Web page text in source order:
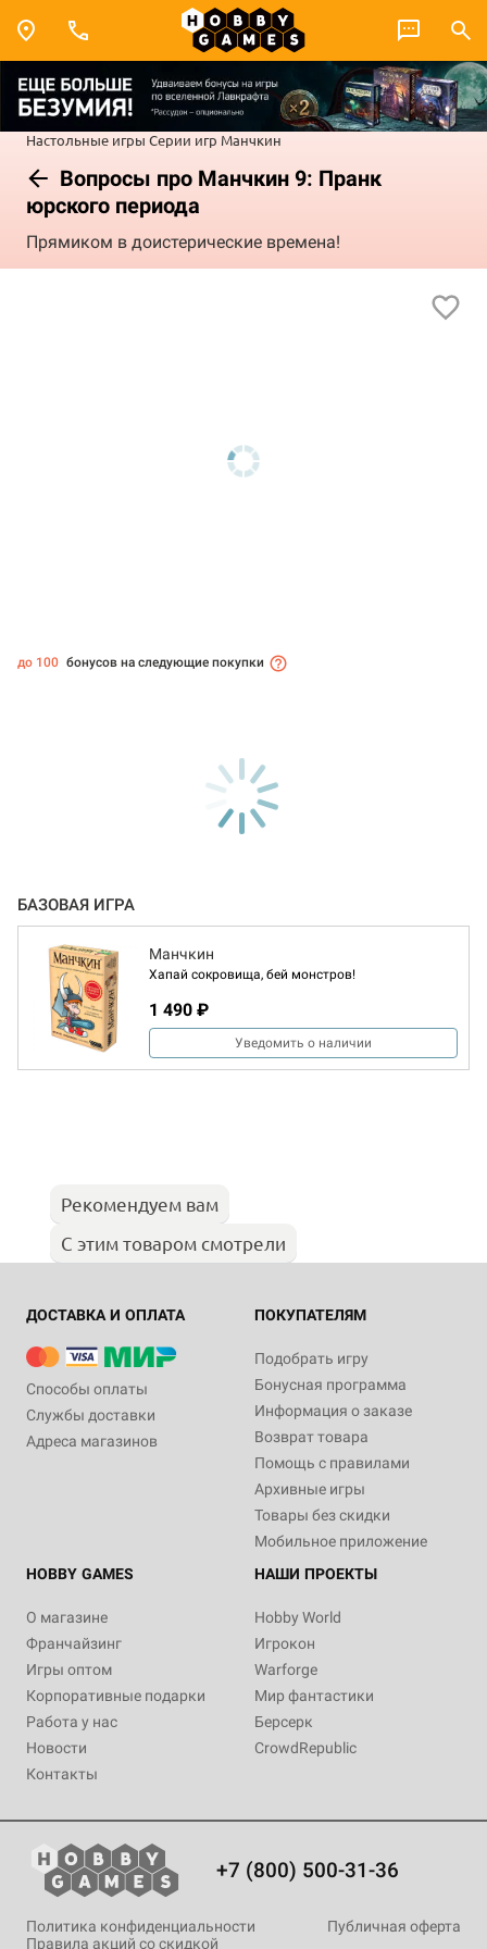
Настольные игры Серии игр Манчкин
Вопросы про Манчкин 9: Пранк
юрского периода
Прямиком в доистерические времена!
до 100 бонусов на следующие покупки
БАЗОВАЯ ИГРА
Манчкин
Хапай сокровища, бей монстров!
1 490 ₽
Уведомить о наличии
Рекомендуем вам
С этим товаром смотрели
ДОСТАВКА И ОПЛАТА
Способы оплаты
Службы доставки
Адреса магазинов
ПОКУПАТЕЛЯМ
Подобрать игру
Бонусная программа
Информация о заказе
Возврат товара
Помощь с правилами
Архивные игры
Товары без скидки
Мобильное приложение
HOBBY GAMES
О магазине
Франчайзинг
Игры оптом
Корпоративные подарки
Работа у нас
Новости
Контакты
НАШИ ПРОЕКТЫ
Hobby World
Игрокон
Warforge
Мир фантастики
Берсерк
CrowdRepublic
+7 (800) 500-31-36
Политика конфиденциальности
Публичная оферта
Правила акций со скидкой